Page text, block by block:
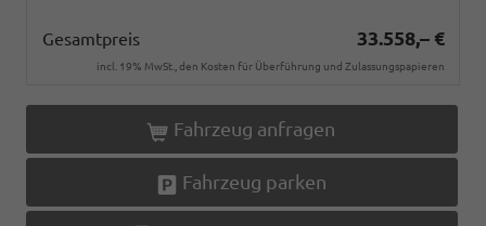
Gesamtpreis 33.558,– €
incl. 19% MwSt., den Kosten für Überführung und Zulassungspapieren
Fahrzeug anfragen
Fahrzeug parken